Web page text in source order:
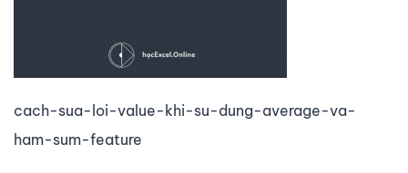
cach-sua-loi-value-khi-su-dung-average-va-
ham-sum-feature